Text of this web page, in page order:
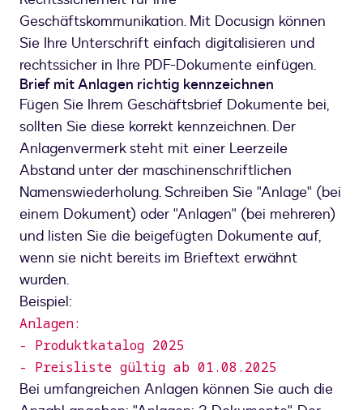
Geschäftskommunikation. Mit Docusign können
Sie Ihre Unterschrift einfach digitalisieren und
rechtssicher in Ihre PDF-Dokumente einfügen.
Brief mit Anlagen richtig kennzeichnen
Fügen Sie Ihrem Geschäftsbrief Dokumente bei,
sollten Sie diese korrekt kennzeichnen. Der
Anlagenvermerk steht mit einer Leerzeile
Abstand unter der maschinenschriftlichen
Namenswiederholung. Schreiben Sie "Anlage" (bei
einem Dokument) oder "Anlagen" (bei mehreren)
und listen Sie die beigefügten Dokumente auf,
wenn sie nicht bereits im Brieftext erwähnt
wurden.
Beispiel:
Anlagen:
- Produktkatalog 2025
- Preisliste gültig ab 01.08.2025
Bei umfangreichen Anlagen können Sie auch die